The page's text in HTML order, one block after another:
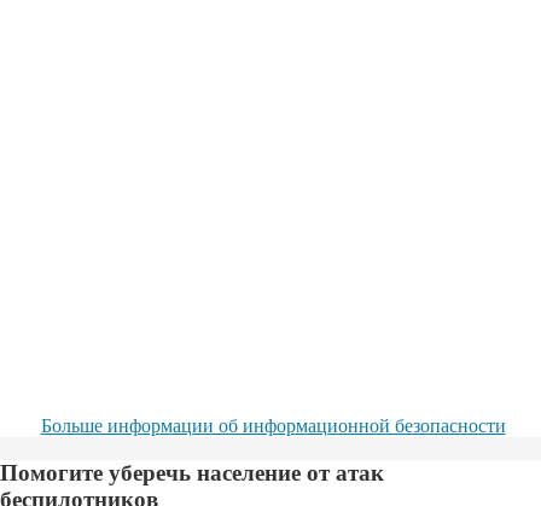
Больше информации об информационной безопасности
Помогите уберечь население от атак
беспилотников